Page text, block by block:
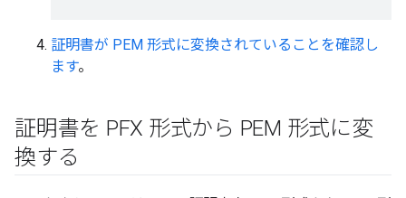
証明書が PEM 形式に変換されていることを確認し
ます。
証明書を PFX 形式から PEM 形式に変
換する